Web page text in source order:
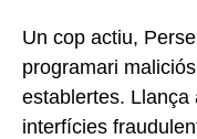
Un cop actiu,
programari
establertes. Llança
interfícies